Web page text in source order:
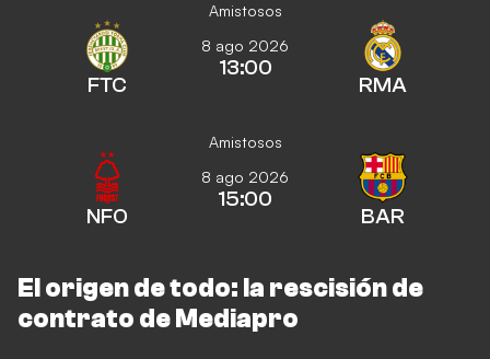
Amistosos
FTC
8 ago 2026
13:00
RMA
Amistosos
NFO
8 ago 2026
15:00
BAR
El origen de todo: la rescisión de
contrato de Mediapro